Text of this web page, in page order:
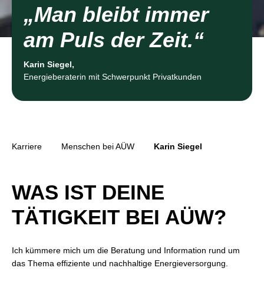
„Man bleibt immer
am Puls der Zeit.“
Karin Siegel,
Energieberaterin mit Schwerpunkt Privatkunden
Karriere Menschen bei AÜW Karin Siegel
WAS IST DEINE
TÄTIGKEIT BEI AÜW?
Ich kümmere mich um die Beratung und Information rund um
das Thema effiziente und nachhaltige Energieversorgung.